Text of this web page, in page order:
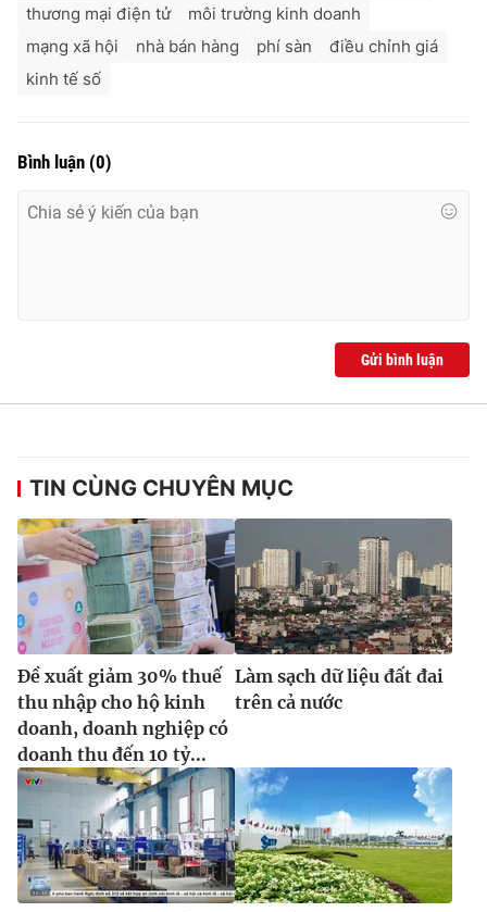
thương mại điện tử
môi trường kinh doanh
mạng xã hội
nhà bán hàng phí sàn
điều chỉnh giá
kinh tế số
Bình luận (0)
Gửi bình luận
TIN CÙNG CHUYÊN MỤC
Đề xuất giảm 30% thuế
thu nhập cho hộ kinh
doanh, doanh nghiệp có
doanh thu đến 10 tỷ...
Làm sạch dữ liệu đất đai
trên cả nước